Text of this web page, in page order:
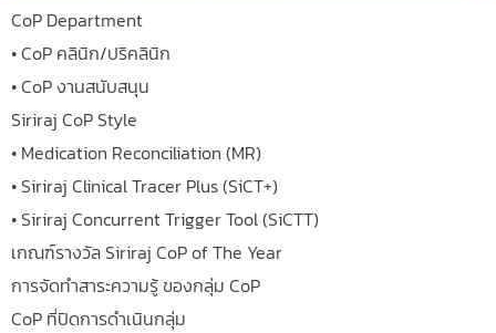
CoP Department
• CoP คลินิก/ปริคลินิก
• CoP งานสนับสนุน
Siriraj CoP Style
• Medication Reconciliation (MR)
• Siriraj Clinical Tracer Plus (SiCT+)
• Siriraj Concurrent Trigger Tool (SiCTT)
เกณฑ์รางวัล Siriraj CoP of The Year
การจัดทำสาระความรู้ ของกลุ่ม CoP
CoP ที่ปิดการดำเนินกลุ่ม